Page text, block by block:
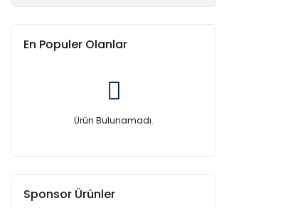
En Populer Olanlar
Ürün Bulunamadı.
Sponsor Ürünler